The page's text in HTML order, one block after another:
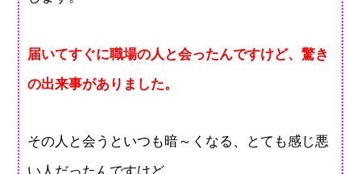
届いてすぐに職場の人と会ったんですけど、驚き
の出来事がありました。
その人と会うといつも暗～くなる、とても感じ悪